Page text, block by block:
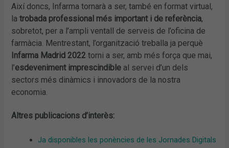
Així doncs, Infarma tornarà a ser, també en format virtual,
latrobada professional més important i de referència,
sobretot, per a l’ampli ventall de serveis de l’oficina de
farmàcia. Mentrestant, l’organització treballa ja perquè
Infarma Madrid 2022 torni a ser, amb més força que mai,
l’esdeveniment imprescindible al servei d’un dels
sectors més dinàmics i innovadors de la nostra
economia.
Altres publicacions d’interès:
Ja disponibles les ponències de les Jornades Digitals